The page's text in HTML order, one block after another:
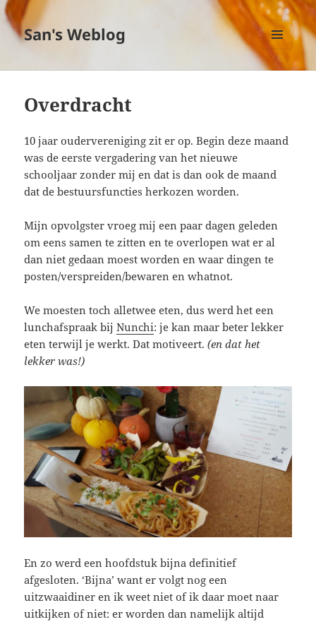
San's Weblog
MENU
EN
Overdracht
10 jaar oudervereniging zit er op. Begin deze maand
was de eerste vergadering van het nieuwe
schooljaar zonder mij en dat is dan ook de maand
dat de bestuursfuncties herkozen worden.
Mijn opvolgster vroeg mij een paar dagen geleden
om eens samen te zitten en te overlopen wat er al
dan niet gedaan moest worden en waar dingen te
posten/verspreiden/bewaren en whatnot.
We moesten toch alletwee eten, dus werd het een
lunchafspraak bijNunchi: je kan maar beter lekker
eten terwijl je werkt. Dat motiveert.(en dat het
lekker was!)
En zo werd een hoofdstuk bijna definitief
afgesloten. ‘Bijna’ want er volgt nog een
uitzwaaidiner en ik weet niet of ik daar moet naar
uitkijken of niet: er worden dan namelijk altijd